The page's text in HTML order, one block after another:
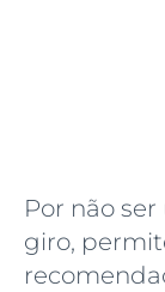
Por não
giro,